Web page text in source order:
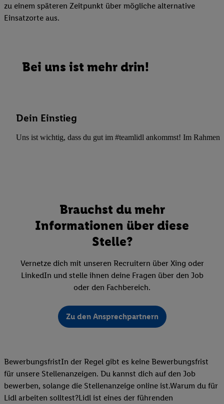
zu einem späteren Zeitpunkt über mögliche alternative
Einsatzorte aus.
Bei uns ist mehr drin!
Dein Einstieg
Uns ist wichtig, dass du gut im #teamlidl ankommst! Im Rahmen
Brauchst du mehr
Informationen über diese
Stelle?
Vernetze dich mit unseren Recruitern über Xing oder
LinkedIn und stelle ihnen deine Fragen über den Job
oder den Fachbereich.
Zu den Ansprechpartnern
BewerbungsfristIn der Regel gibt es keine Bewerbungsfrist
für unsere Stellenanzeigen. Du kannst dich auf den Job
bewerben, solange die Stellenanzeige online ist.Warum du für
Lidl arbeiten solltest?Lidl ist eines der führenden